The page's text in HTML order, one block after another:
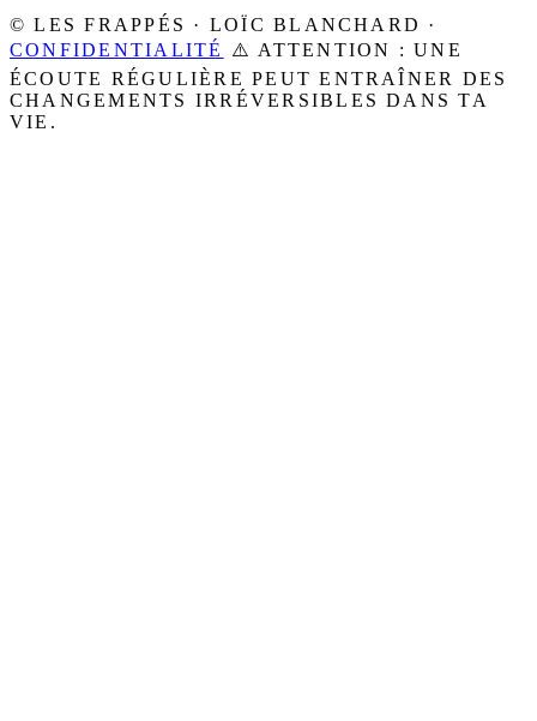
© LES FRAPPÉS · LOÏC BLANCHARD ·
CONFIDENTIALITÉ
⚠️ ATTENTION : UNE
ÉCOUTE RÉGULIÈRE PEUT ENTRAÎNER DES
CHANGEMENTS IRRÉVERSIBLES DANS TA
VIE.